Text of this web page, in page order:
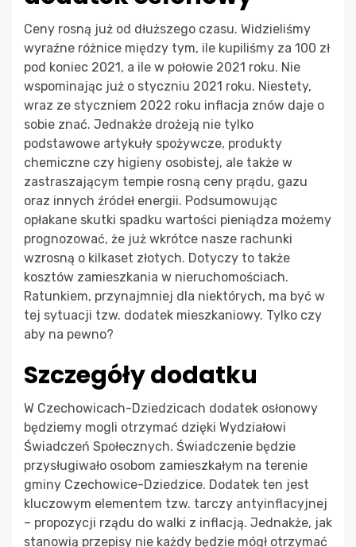
Ceny rosną już od dłuższego czasu. Widzieliśmy
wyraźne różnice między tym, ile kupiliśmy za 100 zł
pod koniec 2021, a ile w połowie 2021 roku. Nie
wspominając już o styczniu 2021 roku. Niestety,
wraz ze styczniem 2022 roku inflacja znów daje o
sobie znać. Jednakże drożeją nie tylko
podstawowe artykuły spożywcze, produkty
chemiczne czy higieny osobistej, ale także w
zastraszającym tempie rosną ceny prądu, gazu
oraz innych źródeł energii. Podsumowując
opłakane skutki spadku wartości pieniądza możemy
prognozować, że już wkrótce nasze rachunki
wzrosną o kilkaset złotych. Dotyczy to także
kosztów zamieszkania w nieruchomościach.
Ratunkiem, przynajmniej dla niektórych, ma być w
tej sytuacji tzw. dodatek mieszkaniowy. Tylko czy
aby na pewno?
Szczegóły dodatku
W Czechowicach-Dziedzicach dodatek osłonowy
będziemy mogli otrzymać dzięki Wydziałowi
Świadczeń Społecznych. Świadczenie będzie
przysługiwało osobom zamieszkałym na terenie
gminy Czechowice-Dziedzice. Dodatek ten jest
kluczowym elementem tzw. tarczy antyinflacyjnej
– propozycji rządu do walki z inflacją. Jednakże, jak
stanowią przepisy nie każdy będzie mógł otrzymać